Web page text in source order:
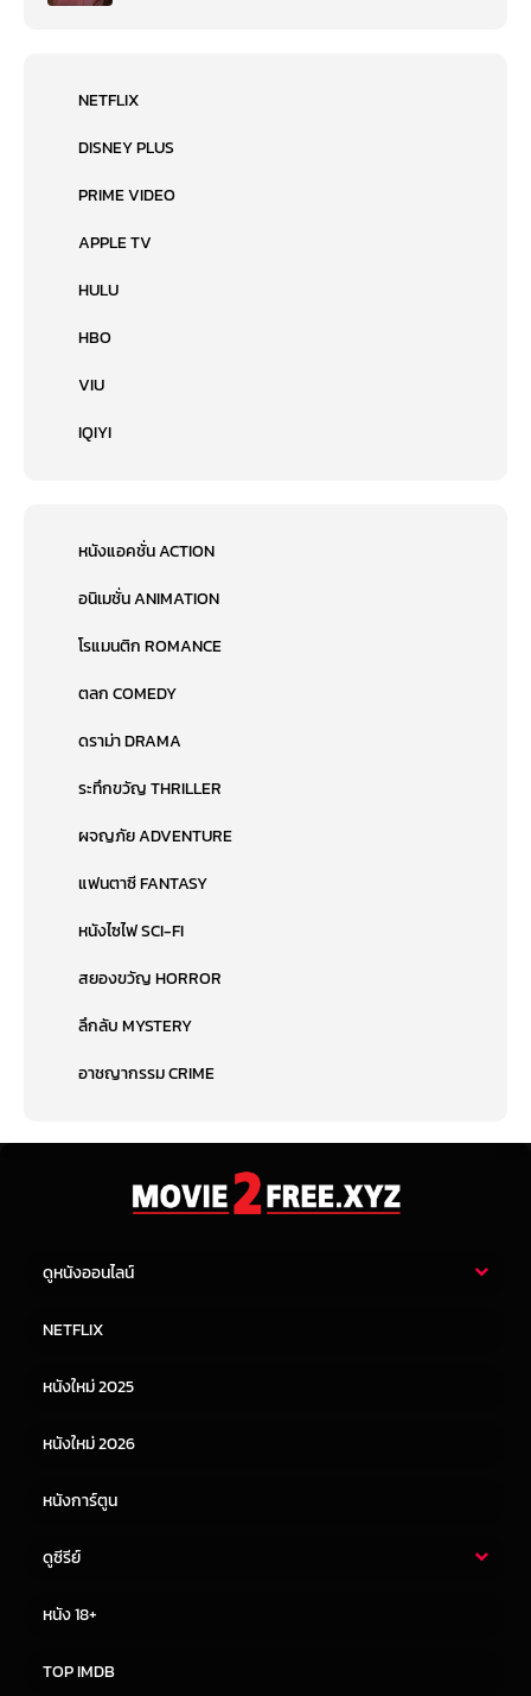
NETFLIX
DISNEY PLUS
PRIME VIDEO
APPLE TV
HULU
HBO
VIU
IQIYI
หนังแอคชั่น ACTION
อนิเมชั่น ANIMATION
โรแมนติก ROMANCE
ตลก COMEDY
ดราม่า DRAMA
ระทึกขวัญ THRILLER
ผจญภัย ADVENTURE
แฟนตาซี FANTASY
หนังไซไฟ SCI-FI
สยองขวัญ HORROR
ลึกลับ MYSTERY
อาชญากรรม CRIME
ดูหนังออนไลน์
หนังจีน
NETFLIX
หนังใหม่ 2025
หนังใหม่ 2026
หนังการ์ตูน
ดูซีรีย์
หนัง 18+
TOP IMDB